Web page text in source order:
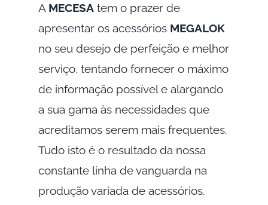
A MECESAtem o prazer de
apresentar os acessórios MEGALOK
no seu desejo de perfeição e melhor
serviço, tentando fornecer o máximo
de informação possível e alargando
a sua gama às necessidades que
acreditamos serem mais frequentes.
Tudo isto é o resultado da nossa
constante linha de vanguarda na
produção variada de acessórios.